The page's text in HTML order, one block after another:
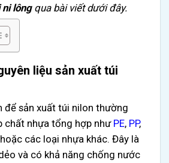
lôngqua bài viết dưới đây.
liệu sản xuất túi
để sản xuất túi nilon thường
chất nhựa tổng hợp như PE, PP,
các loại nhựa khác. Đây là
và có khả năng chống nước